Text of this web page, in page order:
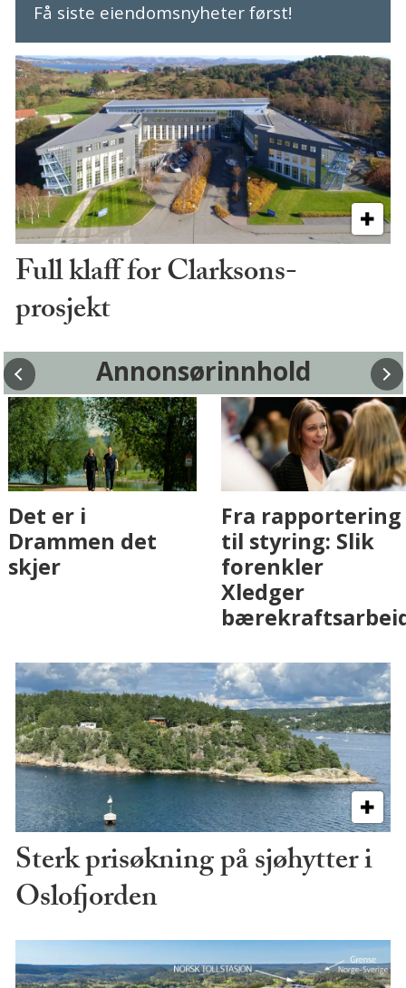
Få siste eiendomsnyheter først!
Full klaff for Clarksons-
prosjekt
Annonsørinnhold
Fenistra endrer
eiendomsbransjen
med AI. Slik ser vi
Det er i
Drammen det
skjer
Sterk prisøkning på sjøhytter i
Oslofjorden